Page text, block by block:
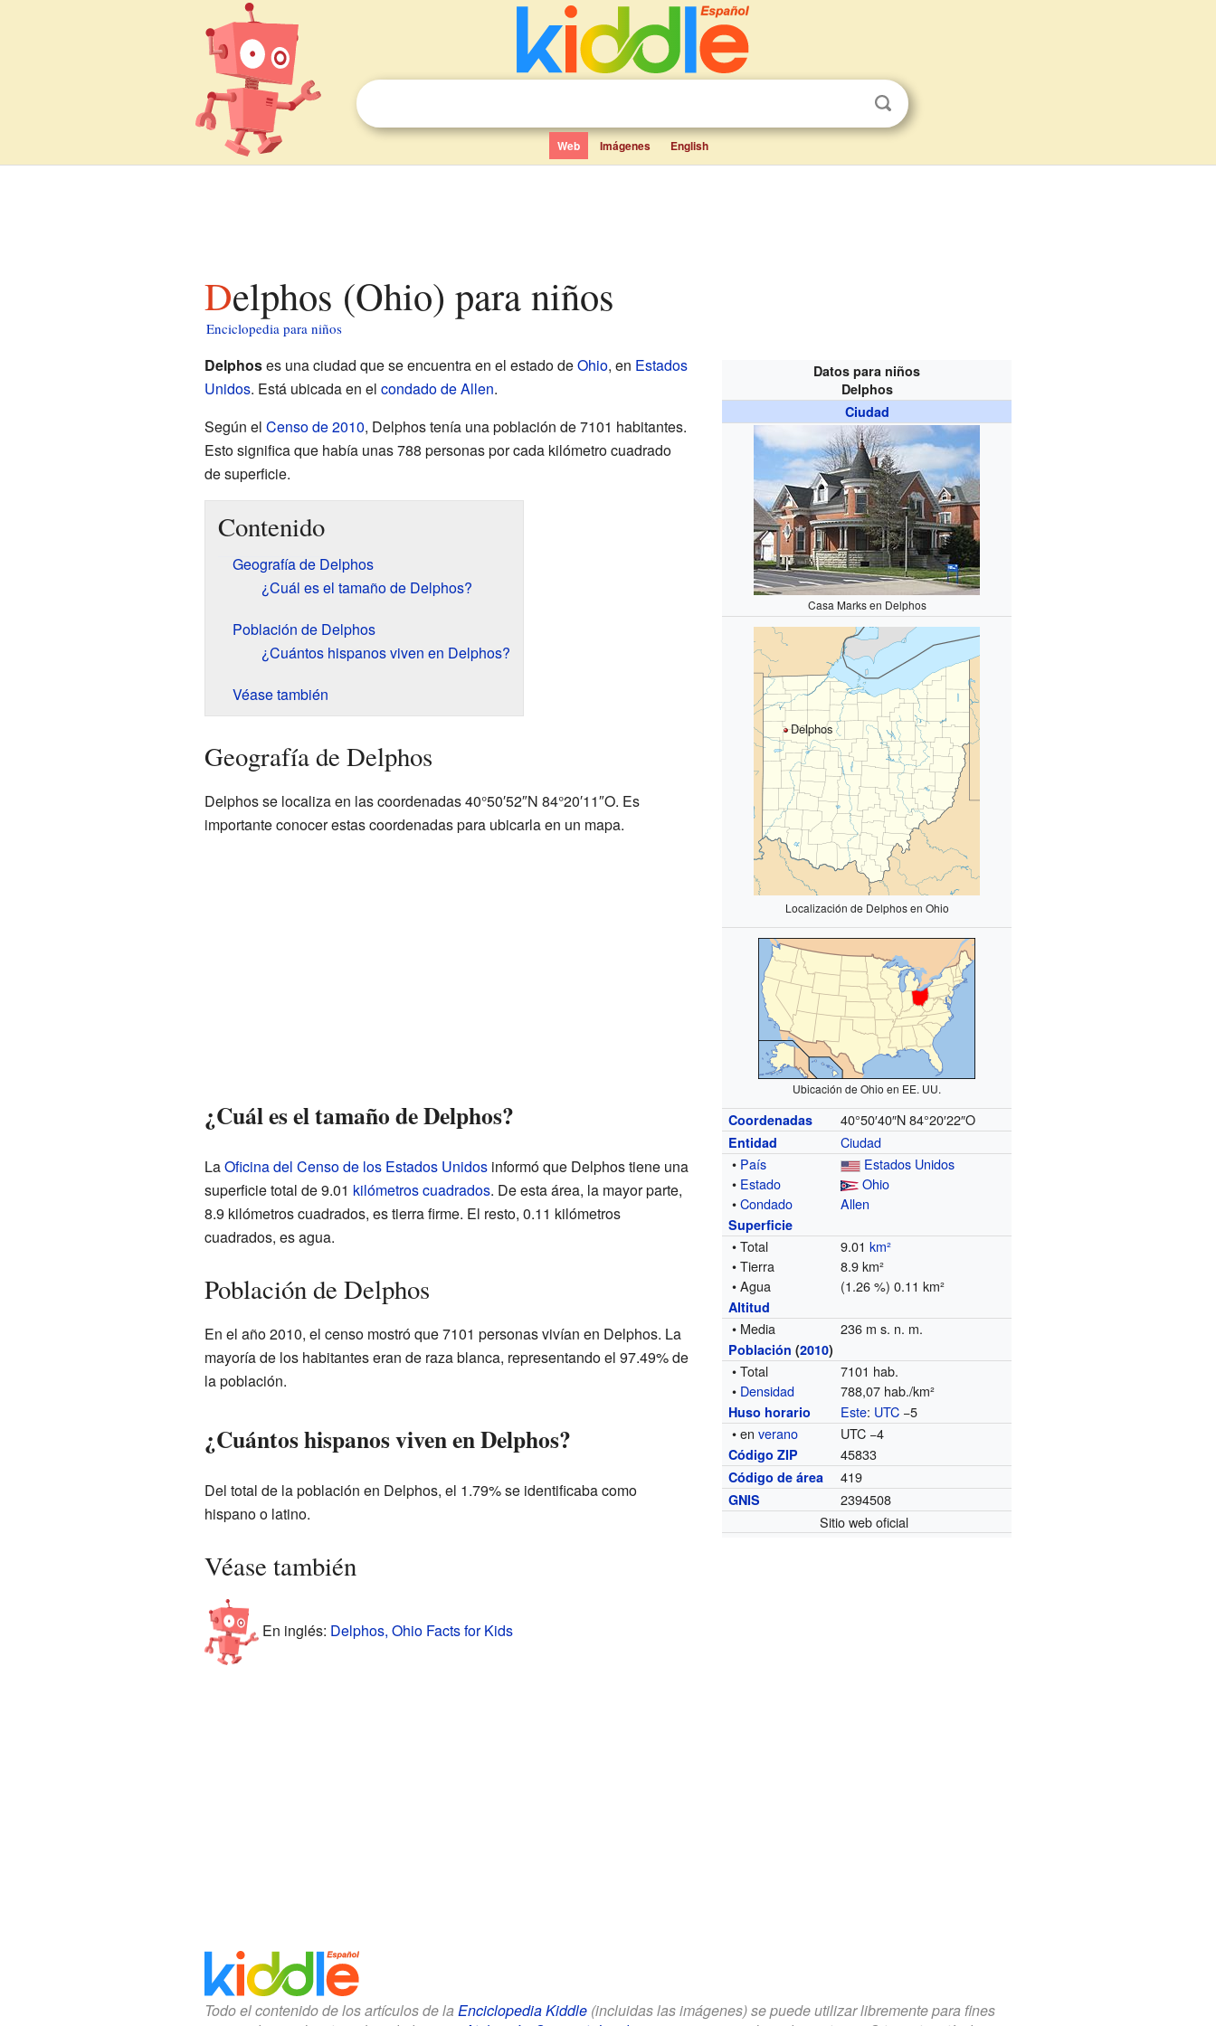
Web Imágenes English
Delphos (Ohio) para niños
Enciclopedia para niños
Datos para niños
Delphos
Ciudad
Casa Marks en Delphos
Delphos
Localización de Delphos en Ohio
Ubicación de Ohio en EE. UU.
Coordenadas 40°50′40″N 84°20′22″O
Entidad
Ciudad
• País
Estados Unidos
• Estado
Ohio
•Condado Allen
Superficie
• Total 9.01km²
• Tierra
8.9 km²
• Agua
(1.26 %) 0.11 km²
Altitud
• Media 236 m s. n. m.
Población (2010)
• Total
7101 hab.
• Densidad 788,07 hab./km²
Huso horario Este: UTC −5
• enverano UTC −4
Código ZIP 45833
Código de área 419
GNIS
2394508
Sitio web oficial
Delphoses una ciudad que se encuentra en el estado deOhio, en Estados
Unidos. Está ubicada en el condado de Allen.
Según el Censo de 2010, Delphos tenía una población de 7101 habitantes.
Esto significa que había unas 788 personas por cada kilómetro cuadrado
de superficie.
Contenido
Geografía de Delphos
¿Cuál es el tamaño de Delphos?
Población de Delphos
¿Cuántos hispanos viven en Delphos?
Véase también
Geografía de Delphos
Delphos se localiza en las coordenadas 40°50′52″N 84°20′11″O. Es
importante conocer estas coordenadas para ubicarla en un mapa.
¿Cuál es el tamaño de Delphos?
LaOficina del Censo de los Estados Unidosinformó que Delphos tiene una
superficie total de 9.01 kilómetros cuadrados. De esta área, la mayor parte,
8.9 kilómetros cuadrados, es tierra firme. El resto, 0.11 kilómetros
cuadrados, es agua.
Población de Delphos
En el año 2010, el censo mostró que 7101 personas vivían en Delphos. La
mayoría de los habitantes eran de raza blanca, representando el 97.49% de
la población.
¿Cuántos hispanos viven en Delphos?
Del total de la población en Delphos, el 1.79% se identificaba como
hispano o latino.
Véase también
En inglés: Delphos, Ohio Facts for Kids
Todo el contenido de los artículos de la Enciclopedia Kiddle(incluidas las imágenes) se puede utilizar libremente para fines